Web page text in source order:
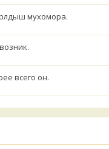
мухомора.
всего он.
из рядовок. Цвета на